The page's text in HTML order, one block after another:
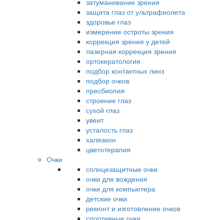
затуманивание зрения
защита глаз от ультрафиолета
здоровье глаз
измерение остроты зрения
коррекция зрения у детей
лазерная коррекция зрения
ортокератология
подбор контактных линз
подбор очков
пресбиопия
строение глаз
сухой глаз
увеит
усталость глаз
халязион
цветотерапия
Очки
солнцезащитные очки
очки для вождения
очки для компьютера
детские очки
ремонт и изготовление очков